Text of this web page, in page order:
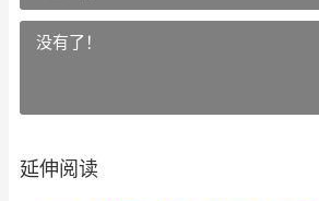
没有了！
延伸阅读